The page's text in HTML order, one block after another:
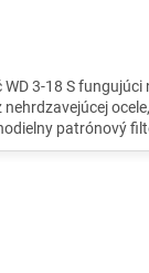
3-18 S fungujúci
patrónový